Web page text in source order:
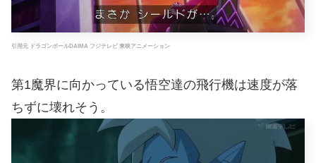
引用元 ドラゴンボールDAIMA フジテレビ 東映アニメーション
第1魔界に向かっている悟空達の飛行機は速度が落
ちずに壊れそう。